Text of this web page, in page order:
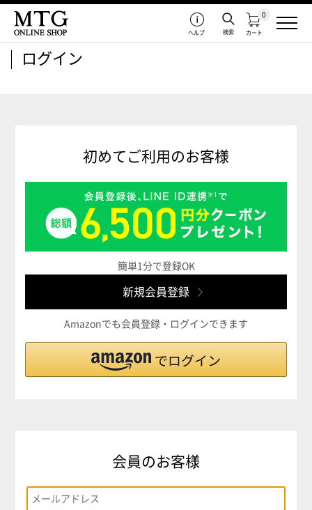
カート
0
検索
ヘルプ
ログイン
初めてご利用のお客様
簡単1分で登録OK
Amazonでも会員登録・ログインできます
会員のお客様